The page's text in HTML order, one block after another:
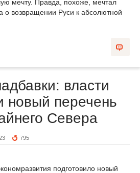
мечту. Правда, похоже, мечтал
о возвращении Руси к абсолютной
власти
новый перечень
Севера
795
подготовило новый